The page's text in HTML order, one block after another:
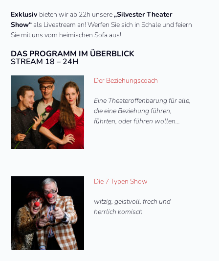
Exklusiv bieten wir ab 22h unsere„Silvester Theater
Show“ als Livestream an! Werfen Sie sich in Schale und feiern
Sie mit uns vom heimischen Sofa aus!
DAS PROGRAMM IM ÜBERBLICK
STREAM 18 – 24H
Der Beziehungscoach
Eine Theateroffenbarung für alle,
die eine Beziehung führen,
führten, oder führen wollen…
Die 7 Typen Show
witzig, geistvoll, frech und
herrlich komisch